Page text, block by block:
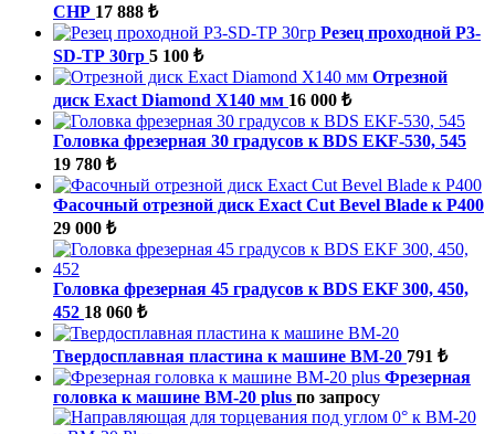
СНР 17 888 ₺
Резец проходной P3-
SD-ТР 30гр 5 100 ₺
Отрезной
диск Exact Diamond X140 мм 16 000 ₺
Головка фрезерная 30 градусов к BDS EKF-530, 545
19 780 ₺
Фасочный отрезной диск Exact Cut Bevel Blade к Р400
29 000 ₺
Головка фрезерная 45 градусов к BDS EKF 300, 450,
452 18 060 ₺
Твердосплавная пластина к машине ВМ-20 791 ₺
Фрезерная
головка к машине BM-20 plus по запросу